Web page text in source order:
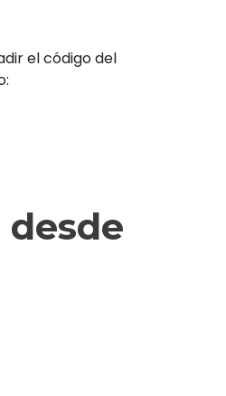
el código del